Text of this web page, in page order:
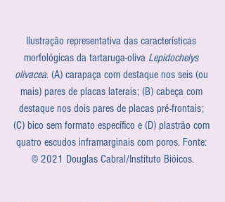
Ilustração representativa das características
morfológicas da tartaruga-oliva Lepidochelys
olivacea. (A) carapaça com destaque nos seis (ou
mais) pares de placas laterais; (B) cabeça com
destaque nos dois pares de placas pré-frontais;
(C) bico sem formato específico e (D) plastrão com
quatro escudos inframarginais com poros. Fonte:
© 2021 Douglas Cabral/Instituto Bióicos.